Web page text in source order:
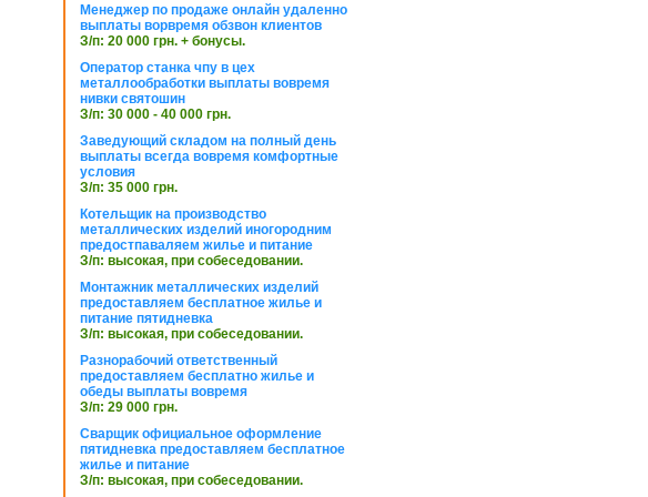
Менеджер по продаже онлайн удаленно
выплаты ворвремя обзвон клиентов
З/п: 20 000 грн. + бонусы.
Оператор станка чпу в цех
металлообработки выплаты вовремя
нивки святошин
З/п: 30 000 - 40 000 грн.
Заведующий складом на полный день
выплаты всегда вовремя комфортные
условия
З/п: 35 000 грн.
Котельщик на производство
металлических изделий иногородним
предостпаваляем жилье и питание
З/п: высокая, при собеседовании.
Монтажник металлических изделий
предоставляем бесплатное жилье и
питание пятидневка
З/п: высокая, при собеседовании.
Разнорабочий ответственный
предоставляем бесплатно жилье и
обеды выплаты вовремя
З/п: 29 000 грн.
Сварщик официальное оформление
пятидневка предоставляем бесплатное
жилье и питание
З/п: высокая, при собеседовании.